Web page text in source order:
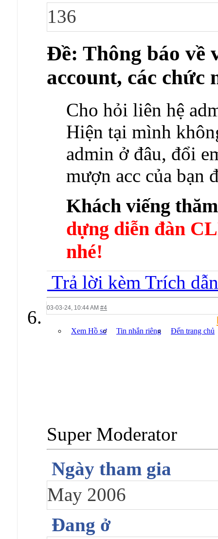
136
Ðề: Thông báo về
account, các chức
Cho hỏi liên hệ
Hiện tại mình
admin ở đâu, đổi
mượn acc của bạn
Khách viếng
dựng diễn đàn
nhé!
Trả lời kèm Trích dẫn
03-03-24, 10:44 AM #4
Xem Hồ sơ Tin nhắn riêng Đến trang chủ
Super Moderator
Ngày tham gia
May 2006
Đang ở